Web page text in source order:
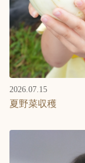
2026.07.15
夏野菜収穫